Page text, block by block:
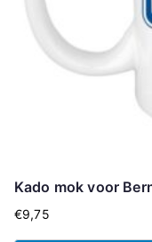
Kado mok voor
€9,75